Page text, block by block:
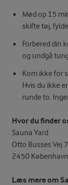
Mød op 15
skifte tøj,
Forbered din
og undgå
Kom ikke for
Hvis du ikke
runde to.
Hvor du finder
Sauna Yard
Otto Busses Vej
2450
Læs mere om